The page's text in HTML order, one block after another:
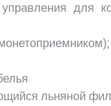
для
льняной